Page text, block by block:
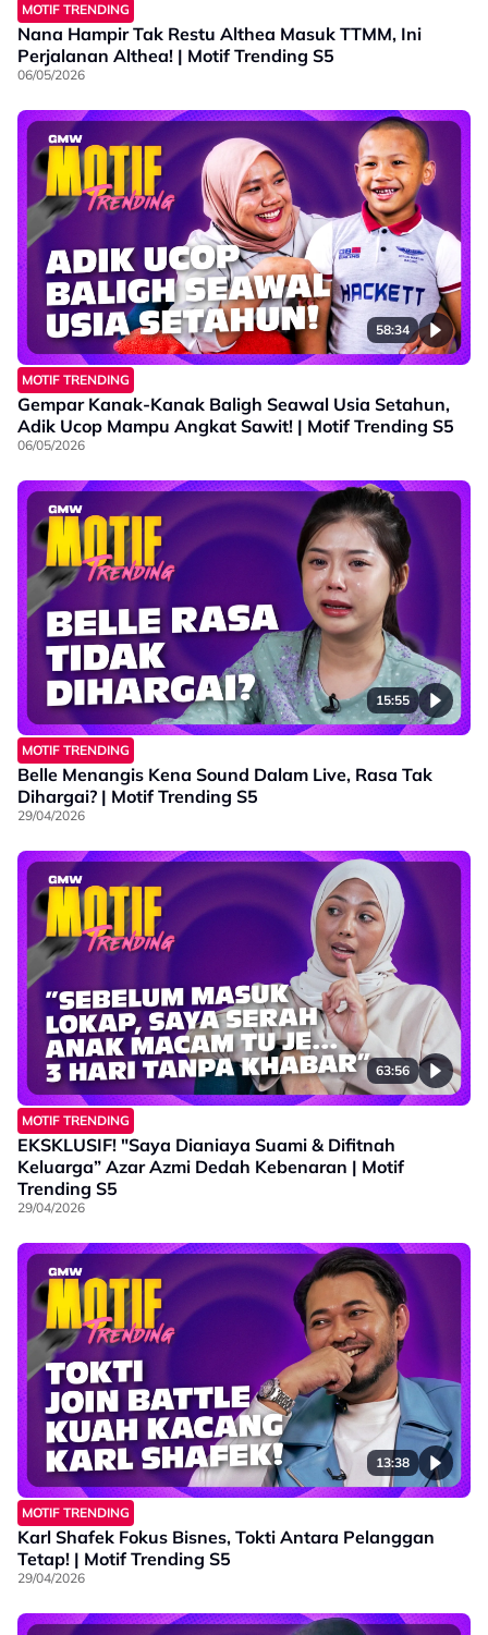
MOTIF TRENDING
Nana Hampir Tak Restu Althea Masuk TTMM, Ini
Perjalanan Althea! | Motif Trending S5
06/05/2026
58:34
MOTIF TRENDING
Gempar Kanak-Kanak Baligh Seawal Usia Setahun,
Adik Ucop Mampu Angkat Sawit! | Motif Trending S5
06/05/2026
15:55
MOTIF TRENDING
Belle Menangis Kena Sound Dalam Live, Rasa Tak
Dihargai? | Motif Trending S5
29/04/2026
63:56
MOTIF TRENDING
EKSKLUSIF! "Saya Dianiaya Suami & Difitnah
Keluarga” Azar Azmi Dedah Kebenaran | Motif
Trending S5
29/04/2026
13:38
MOTIF TRENDING
Karl Shafek Fokus Bisnes, Tokti Antara Pelanggan
Tetap! | Motif Trending S5
29/04/2026